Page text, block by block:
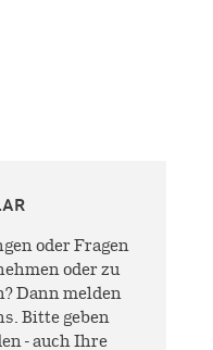
oder Fragen
oder zu
Dann melden
Bitte geben
- auch Ihre